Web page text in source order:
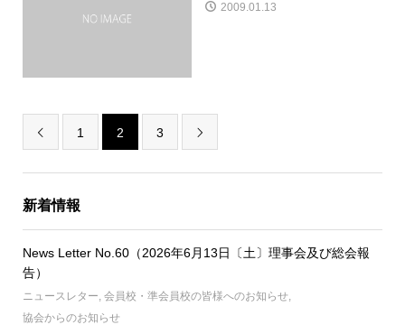
2009.01.13
 1 2 3 
新着情報
News Letter No.60（2026年6月13日〔土〕理事会及び総会報
告）
ニュースレター, 会員校・準会員校の皆様へのお知らせ,
協会からのお知らせ